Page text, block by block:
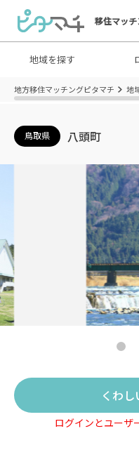
移住マッ
地域を探す
地方移住マッチングピタマチ 地
鳥取県 八頭町
くわ
ログインとユーザ